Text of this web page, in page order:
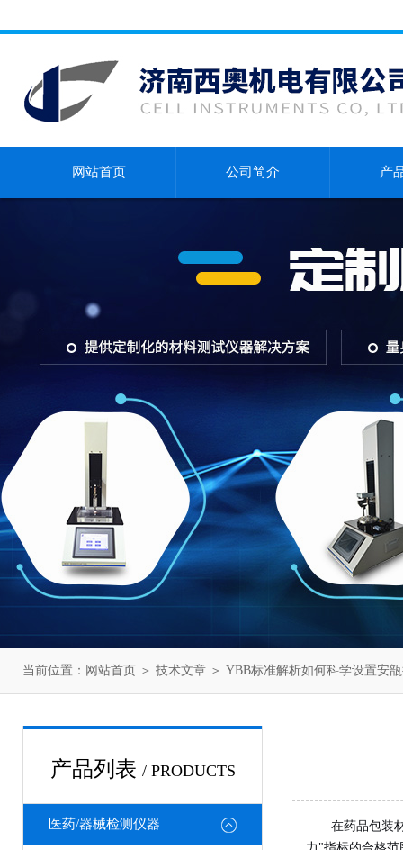
网站首页 公司简介 产
当前位置： 网站首页 ＞ 技术文章 ＞ YBB标准解析如何科学设置安
产品列表 / PRODUCTS
医药/器械检测仪器
在药品包装